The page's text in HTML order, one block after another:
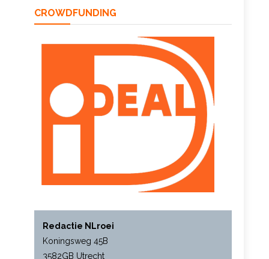
CROWDFUNDING
Redactie NLroei
Koningsweg 45B
3582GB Utrecht